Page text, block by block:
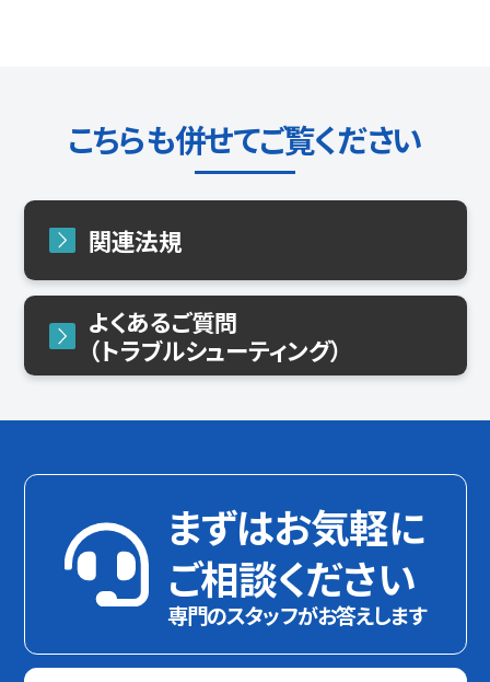
こちらも併せてご覧ください
関連法規
よくあるご質問
（トラブルシューティング）
まずはお気軽に
ご相談ください
専門のスタッフがお答えします